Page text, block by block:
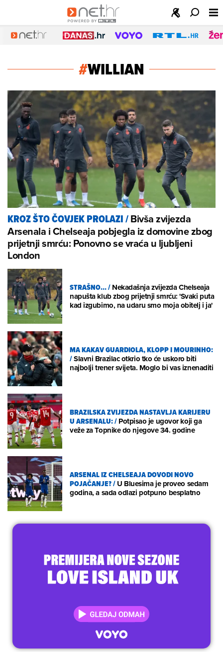
#WILLIAN
KROZ ŠTO ČOVJEK PROLAZI/Bivša zvijezda
Arsenala i Chelseaja pobjegla iz domovine zbog
prijetnji smrću: Ponovno se vraća u ljubljeni
London
STRAŠNO.../Nekadašnja zvijezda Chelseaja
napušta klub zbog prijetnji smrću: 'Svaki puta
kad izgubimo, na udaru smo moja obitelj i ja'
MA KAKAV GUARDIOLA, KLOPP I MOURINHO:
/Slavni Brazilac otkrio tko će uskoro biti
najbolji trener svijeta. Moglo bi vas iznenaditi
BRAZILSKA ZVIJEZDA NASTAVLJA KARIJERU
U ARSENALU:/Potpisao je ugovor koji ga
veže za Topnike do njegove 34. godine
ARSENAL IZ CHELSEAJA DOVODI NOVO
POJAČANJE?/U Bluesima je proveo sedam
godina, a sada odlazi potpuno besplatno